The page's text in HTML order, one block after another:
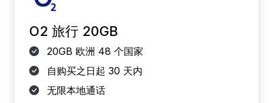
O2 旅行 20GB
20GB 欧洲 48 个国家
自购买之日起 30 天内
无限本地通话